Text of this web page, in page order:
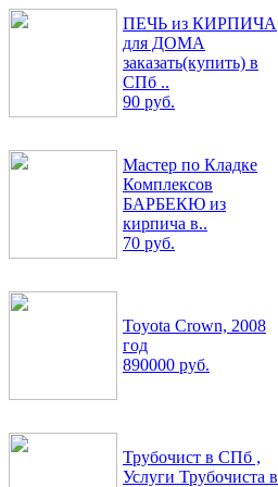
ПЕЧЬ из КИРПИЧА
для ДОМА
заказать(купить) в
СПб ..
90 руб.
Мастер по Кладке
Комплексов
БАРБЕКЮ из
кирпича в..
70 руб.
Toyota Crown, 2008
год
890000 руб.
Трубочист в СПб ,
Услуги Трубочиста в